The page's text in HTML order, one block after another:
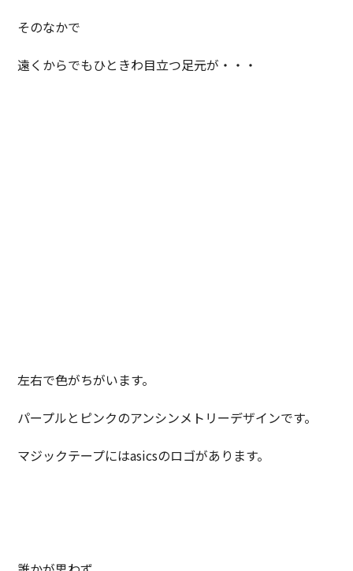
そのなかで
遠くからでもひときわ目立つ足元が・・・
左右で色がちがいます。
パープルとピンクのアンシンメトリーデザインです。
マジックテープにはasicsのロゴがあります。